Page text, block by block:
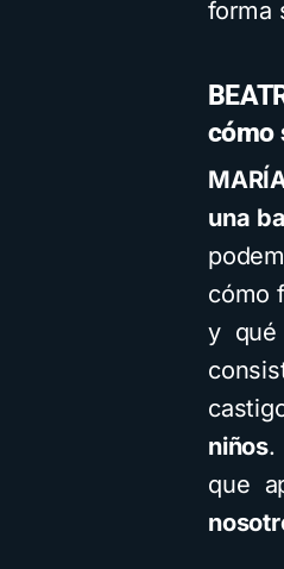
forma
cómo
una
cómo
y qué
niños.
que